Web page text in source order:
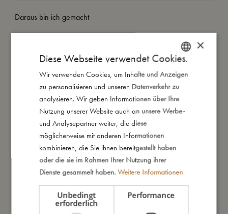
Daraus bin ich gemacht
Das könnte dir auch gefallen
DANISH
ENGLISH
GERMAN
×
Diese Webseite verwendet Cookies.
Wir verwenden Cookies, um Inhalte und Anzeigen
zu personalisieren und unseren Datenverkehr zu
analysieren. Wir geben Informationen über Ihre
Nutzung unserer Website auch an unsere Werbe-
und Analysepartner weiter, die diese
möglicherweise mit anderen Informationen
kombinieren, die Sie ihnen bereitgestellt haben
oder die sie im Rahmen Ihrer Nutzung ihrer
Dienste gesammelt haben. Weitere Informationen
Unbedingt
erforderlich
Performance